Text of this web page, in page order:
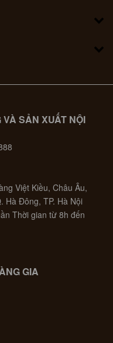
SẢN XUẤT NỘI
Việt Kiều, Châu Âu,
Hà Đông, TP. Hà Nội
Thời gian từ 8h đến
GIA